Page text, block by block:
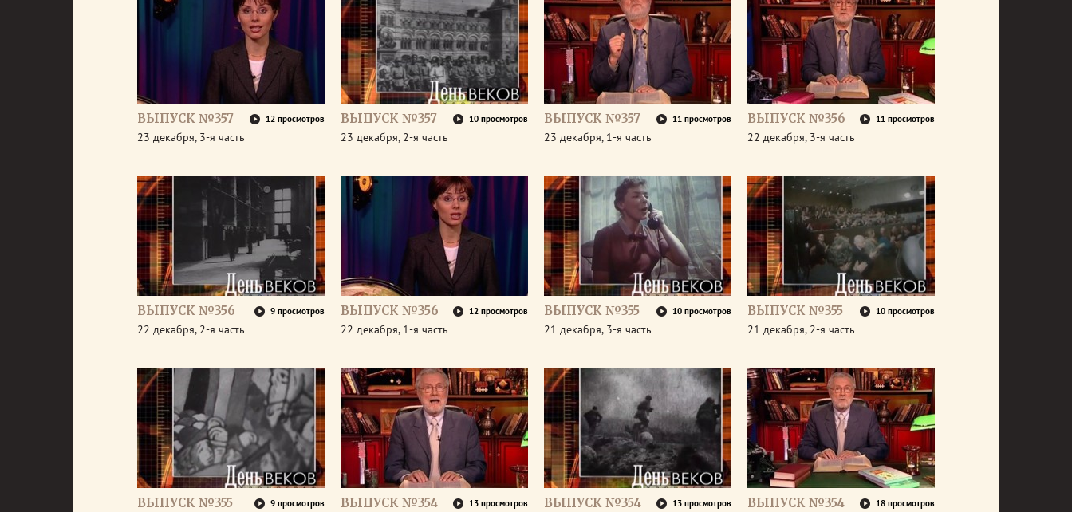
ВЫПУСК №357 12 просмотров
23 декабря, 3-я часть
ВЫПУСК №357 10 просмотров
23 декабря, 2-я часть
ВЫПУСК №357 11 просмотров
23 декабря, 1-я часть
ВЫПУСК №356 11 просмотров
22 декабря, 3-я часть
ВЫПУСК №356 9 просмотров
22 декабря, 2-я часть
ВЫПУСК №356 12 просмотров
22 декабря, 1-я часть
ВЫПУСК №355 10 просмотров
21 декабря, 3-я часть
ВЫПУСК №355 10 просмотров
21 декабря, 2-я часть
ВЫПУСК №355 9 просмотров ВЫПУСК №354 13 просмотров ВЫПУСК №354 13 просмотров ВЫПУСК №354 18 просмотров